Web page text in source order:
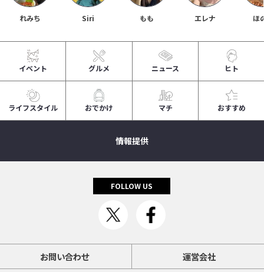
れみち Siri もも エレナ ほ
イベント グルメ ニュース ヒト
ライフスタイル おでかけ マチ おすすめ
情報提供
FOLLOW US
お問い合わせ 運営会社